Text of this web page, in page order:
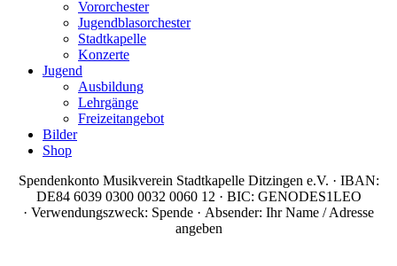
Vororchester
Jugendblasorchester
Stadtkapelle
Konzerte
Jugend
Ausbildung
Lehrgänge
Freizeitangebot
Bilder
Shop
Spendenkonto Musikverein Stadtkapelle Ditzingen e.V. · IBAN:
DE84 6039 0300 0032 0060 12 · BIC: GENODES1LEO
· Verwendungszweck: Spende · Absender: Ihr Name / Adresse
angeben